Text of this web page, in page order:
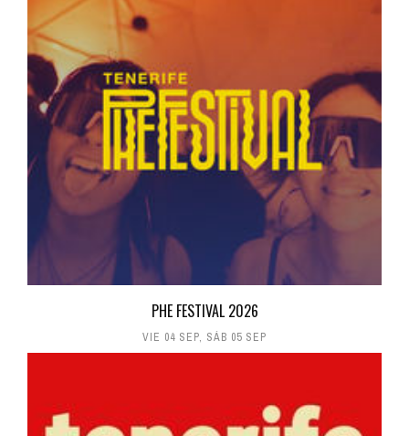
PHE FESTIVAL 2026
VIE 04 SEP, SÁB 05 SEP